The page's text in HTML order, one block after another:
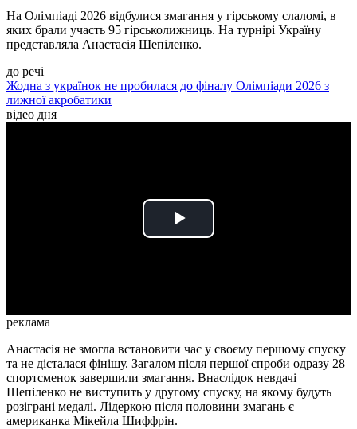
На Олімпіаді 2026 відбулися змагання у гірському слаломі, в
яких брали участь 95 гірськолижниць. На турнірі Україну
представляла Анастасія Шепіленко.
до речі
Жодна з українок не пробилася до фіналу Олімпіади 2026 з
лижної акробатики
відео дня
Play
реклама
Анастасія не змогла встановити час у своєму першому спуску
та не дісталася фінішу. Загалом після першої спроби одразу 28
спортсменок завершили змагання. Внаслідок невдачі
Шепіленко не виступить у другому спуску, на якому будуть
розіграні медалі. Лідеркою після половини змагань є
американка Мікейла Шиффрін.